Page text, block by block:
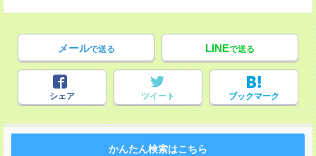
メールで送る LINEで送る
シェア ツイート ブックマーク
かんたん検索はこちら